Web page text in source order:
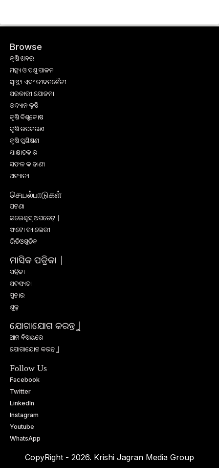
Browse
କୃଷି ଖବର
ମତ୍ସ୍ୟ ଓ ପଶୁ ପାଳନ
ସ୍ୱାସ୍ଥ୍ୟ ଏବଂ ଜୀବନଶୈଳୀ
ସରକାରୀ ଯୋଜନା
ଉଦ୍ୟାନ କୃଷି
କୃଷି ବିଶ୍ବକୋଷ
କୃଷି ଉପକରଣ
କୃଷି ପ୍ରଶିକ୍ଷଣ
ସାକ୍ଷାତକାର
ସଫଳ କାହାଣୀ
ଅନ୍ୟାନ୍ୟ
செயல்பாடுகள்
ଘଟଣା
ଇଭେଣ୍ଟସ୍ ଅପଡେଟ୍ |
ଫଟୋ ଗ୍ୟାଲେରୀ
ଭିଡିଓଗୁଡିକ
ମାସିକ ପତ୍ରିକା |
ପତ୍ରିକା
ସଦସ୍ୟତା
ପ୍ରଚାର
ଶୁଳ୍କ
ଯୋଗାଯୋଗ କରନ୍ତୁ |
ଆମ ବିଷୟରେ
ଯୋଗାଯୋଗ କରନ୍ତୁ |
Follow Us
Facebook
Twitter
LinkedIn
Instagram
Youtube
WhatsApp
CopyRight - 2026. Krishi Jagran Media Group